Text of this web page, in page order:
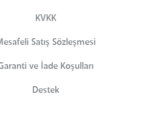
KVKK
Satış Sözleşmesi
ve İade Koşulları
Destek